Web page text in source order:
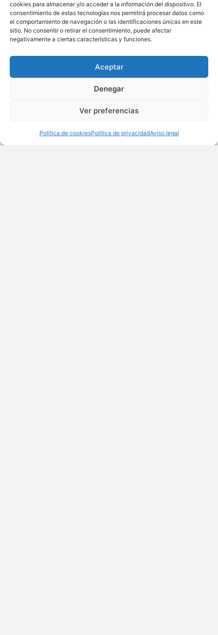
cookies para almacenar y/o acceder a la información del dispositivo. El
consentimiento de estas tecnologías nos permitirá procesar datos como
el comportamiento de navegación o las identificaciones únicas en este
sitio. No consentir o retirar el consentimiento, puede afectar
negativamente a ciertas características y funciones.
Aceptar
Denegar
Ver preferencias
Política de cookiesPolítica de privacidadAviso legal